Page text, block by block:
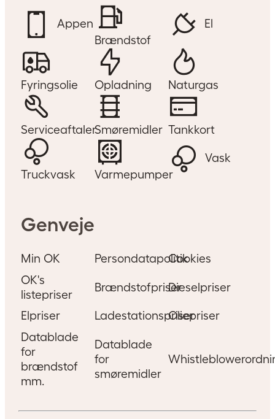
Appen
Brændstof
El
Fyringsolie Opladning Naturgas
ServiceaftalerSmøremidler Tankkort
Truckvask Varmepumper
Vask
Genveje
Min OK PersondatapolitikCookies
OK's
listepriser
BrændstofpriserDieselpriser
Elpriser LadestationspriserOliepriser
Datablade
for
brændstof
mm.
Datablade
for
smøremidler